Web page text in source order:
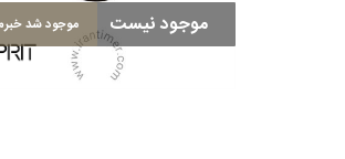
موجود نیست موجود شد